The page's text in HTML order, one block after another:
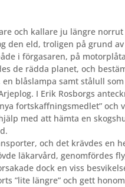
och kallare ju längre norrut
den eld, troligen på grund
i förgasaren, på
de rädda planet, och
blåslampa samt stålull
I Erik Rosborgs
fortskaffningsmedlet”
med att hämta en
och det krävdes en
läkarvård, genomfördes
dock en viss
”lite längre” och gett